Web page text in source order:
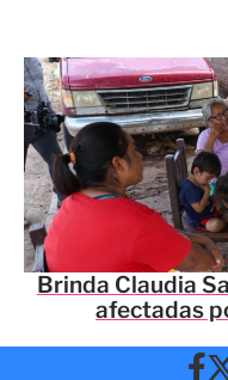
Brinda Claudia
afectadas